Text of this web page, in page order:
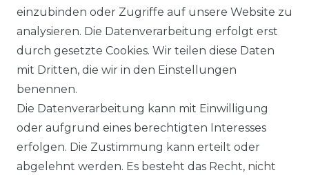
Wechselrichter
Wechselrichter
Weiteres Zubehör
Wp Balkonkraftwerk
mit Speicher
NOAH 2000
NEXA 2000
PV-KOMPLETTSETS
Solaranlagen mit Speicher
Insel Solaranlagen
10 kW PV-Anlage mit Speicher
8 kWp Solaranlagen
einzubinden oder Zugriffe auf unsere Website zu
analysieren. Die Datenverarbeitung erfolgt erst
durch gesetzte Cookies. Wir teilen diese Daten
mit Dritten, die wir in den Einstellungen
benennen.
Die Datenverarbeitung kann mit Einwilligung
oder aufgrund eines berechtigten Interesses
erfolgen. Die Zustimmung kann erteilt oder
abgelehnt werden. Es besteht das Recht, nicht